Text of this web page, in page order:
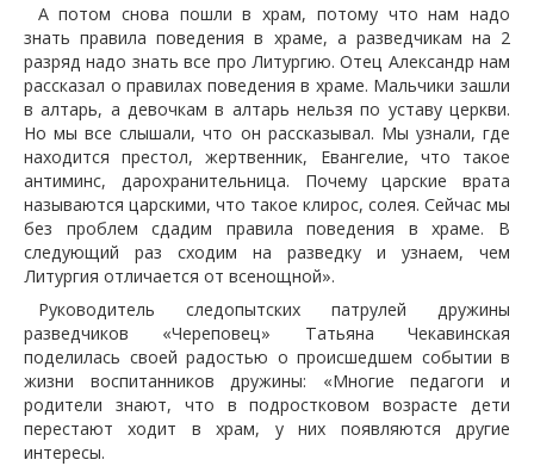
А потом снова пошли в храм, потому что нам надо
знать правила поведения в храме, а разведчикам на 2
разряд надо знать все про Литургию. Отец Александр нам
рассказал о правилах поведения в храме. Мальчики зашли
в алтарь, а девочкам в алтарь нельзя по уставу церкви.
Но мы все слышали, что он рассказывал. Мы узнали, где
находится престол, жертвенник, Евангелие, что такое
антиминс, дарохранительница. Почему царские врата
называются царскими, что такое клирос, солея. Сейчас мы
без проблем сдадим правила поведения в храме. В
следующий раз сходим на разведку и узнаем, чем
Литургия отличается от всенощной».
Руководитель следопытских патрулей дружины
разведчиков «Череповец» Татьяна Чекавинская
поделилась своей радостью о происшедшем событии в
жизни воспитанников дружины: «Многие педагоги и
родители знают, что в подростковом возрасте дети
перестают ходит в храм, у них появляются другие
интересы.